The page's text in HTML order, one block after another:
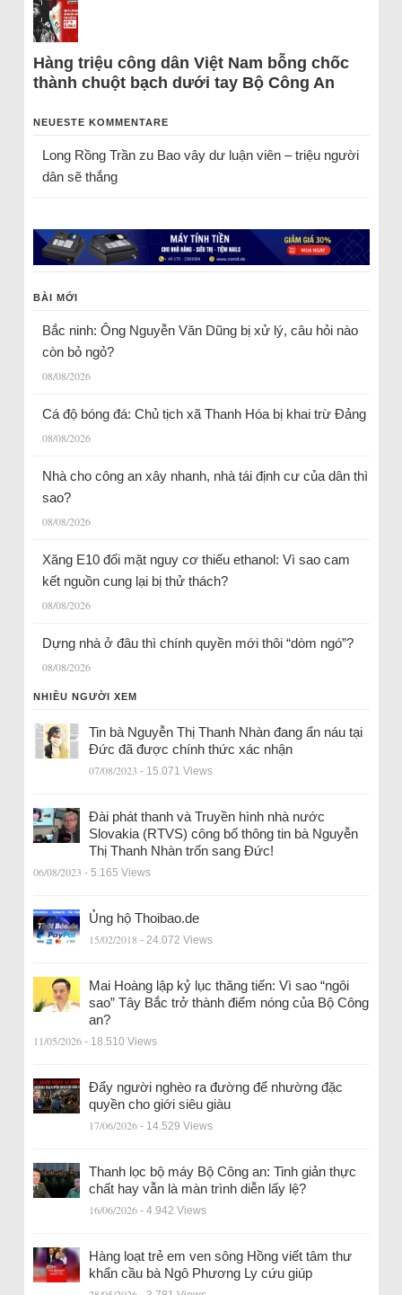
Hàng triệu công dân Việt Nam bỗng chốc
thành chuột bạch dưới tay Bộ Công An
NEUESTE KOMMENTARE
Long Rồng Trầnzu Bao vây dư luận viên – triệu người
dân sẽ thắng
BÀI MỚI
Bắc ninh: Ông Nguyễn Văn Dũng bị xử lý, câu hỏi nào
còn bỏ ngỏ?
08/08/2026
Cá độ bóng đá: Chủ tịch xã Thanh Hóa bị khai trừ Đảng
08/08/2026
Nhà cho công an xây nhanh, nhà tái định cư của dân thì
sao?
08/08/2026
Xăng E10 đối mặt nguy cơ thiếu ethanol: Vì sao cam
kết nguồn cung lại bị thử thách?
08/08/2026
Dựng nhà ở đâu thì chính quyền mới thôi “dòm ngó”?
08/08/2026
NHIỀU NGƯỜI XEM
Tin bà Nguyễn Thị Thanh Nhàn đang ẩn náu tại
Đức đã được chính thức xác nhận
07/08/2023 - 15.071 Views
Đài phát thanh và Truyền hình nhà nước
Slovakia (RTVS) công bố thông tin bà Nguyễn
Thị Thanh Nhàn trốn sang Đức!
06/08/2023 - 5.165 Views
Ủng hộ Thoibao.de
15/02/2018 - 24.072 Views
Mai Hoàng lập kỷ lục thăng tiến: Vì sao “ngôi
sao” Tây Bắc trở thành điểm nóng của Bộ Công
an?
11/05/2026 - 18.510 Views
Đẩy người nghèo ra đường để nhường đặc
quyền cho giới siêu giàu
17/06/2026 - 14.529 Views
Thanh lọc bộ máy Bộ Công an: Tinh giản thực
chất hay vẫn là màn trình diễn lấy lệ?
16/06/2026 - 4.942 Views
Hàng loạt trẻ em ven sông Hồng viết tâm thư
khẩn cầu bà Ngô Phương Ly cứu giúp